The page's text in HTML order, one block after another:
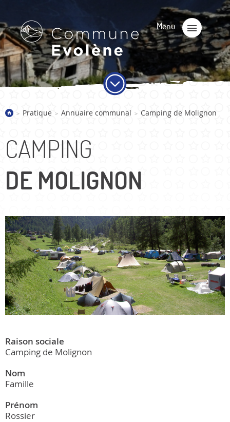
> Pratique > Annuaire communal > Camping de Molignon
CAMPING
DE MOLIGNON
Raison sociale
Camping de Molignon
Nom
Famille
Prénom
Rossier